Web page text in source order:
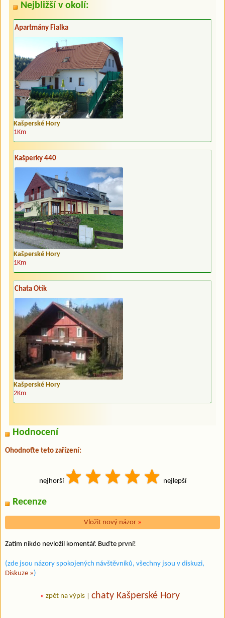
Nejbližší v okolí:
Apartmány Fialka
Kašperské Hory
1Km
Kašperky 440
Kašperské Hory
1Km
Chata Otík
Kašperské Hory
2Km
Hodnocení
Ohodnoťte teto zařízení:
nejhorší nejlepší
Recenze
Vložit nový názor »
Zatím nikdo nevložil komentář. Buďte první!
(zde jsou názory spokojených návštěvníků, všechny jsou v diskuzi,
Diskuze »)
« zpět na výpis chaty Kašperské Hory